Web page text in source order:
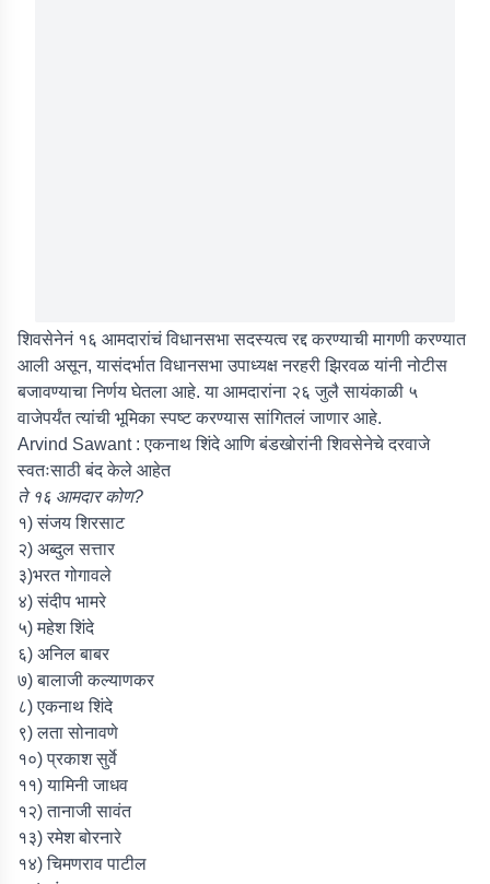
शिवसेनेनं १६ आमदारांचं विधानसभा सदस्यत्व रद्द करण्याची मागणी करण्यात
आली असून, यासंदर्भात विधानसभा उपाध्यक्ष नरहरी झिरवळ यांनी नोटीस
बजावण्याचा निर्णय घेतला आहे. या आमदारांना २६ जुलै सायंकाळी ५
वाजेपर्यंत त्यांची भूमिका स्पष्ट करण्यास सांगितलं जाणार आहे.
Arvind Sawant : एकनाथ शिंदे आणि बंडखोरांनी शिवसेनेचे दरवाजे
स्वतःसाठी बंद केले आहेत
ते १६ आमदार कोण?
१) संजय शिरसाट
२) अब्दुल सत्तार
३)भरत गोगावले
४) संदीप भामरे
५) महेश शिंदे
६) अनिल बाबर
७) बालाजी कल्याणकर
८) एकनाथ शिंदे
९) लता सोनावणे
१०) प्रकाश सुर्वे
११) यामिनी जाधव
१२) तानाजी सावंत
१३) रमेश बोरनारे
१४) चिमणराव पाटील